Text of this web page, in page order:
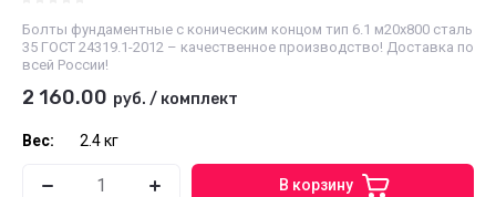
Болты фундаментные с коническим концом тип 6.1 м20х800 сталь
35 ГОСТ 24319.1-2012 – качественное производство! Доставка по
всей России!
2 160.00 руб. / комплект
Вес: 2.4 кг
В корзину